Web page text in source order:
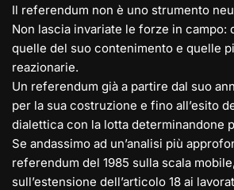
Il referendum non è uno strumento
Non lascia invariate le forze in campo:
quelle del suo contenimento e quelle
reazionarie.
Un referendum già a partire dal suo
per la sua costruzione e fino all’esito
dialettica con la lotta determinandone
Se andassimo ad un’analisi più
referendum del 1985 sulla scala
sull’estensione dell’articolo 18 ai